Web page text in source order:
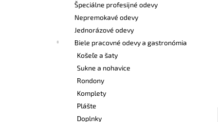
Špeciálne profesijné odevy
Nepremokavé odevy
Jednorázové odevy
Biele pracovné odevy a gastronómia
Košeľe a šaty
Sukne a nohavice
Rondony
Komplety
Plášte
Doplnky